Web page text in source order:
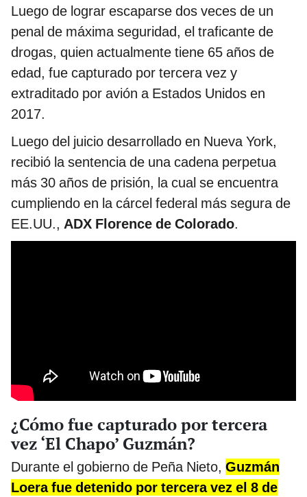
Luego de lograr escaparse dos veces de un
penal de máxima seguridad, el traficante de
drogas, quien actualmente tiene 65 años de
edad, fue capturado por tercera vez y
extraditado por avión a Estados Unidos en
2017.
Luego del juicio desarrollado en Nueva York,
recibió la sentencia de una cadena perpetua
más 30 años de prisión, la cual se encuentra
cumpliendo en la cárcel federal más segura de
EE.UU., ADX Florence de Colorado.
¿Cómo fue capturado por tercera
vez ‘El Chapo’ Guzmán?
Durante el gobierno de Peña Nieto, Guzmán
Loera fue detenido por tercera vez el 8 de